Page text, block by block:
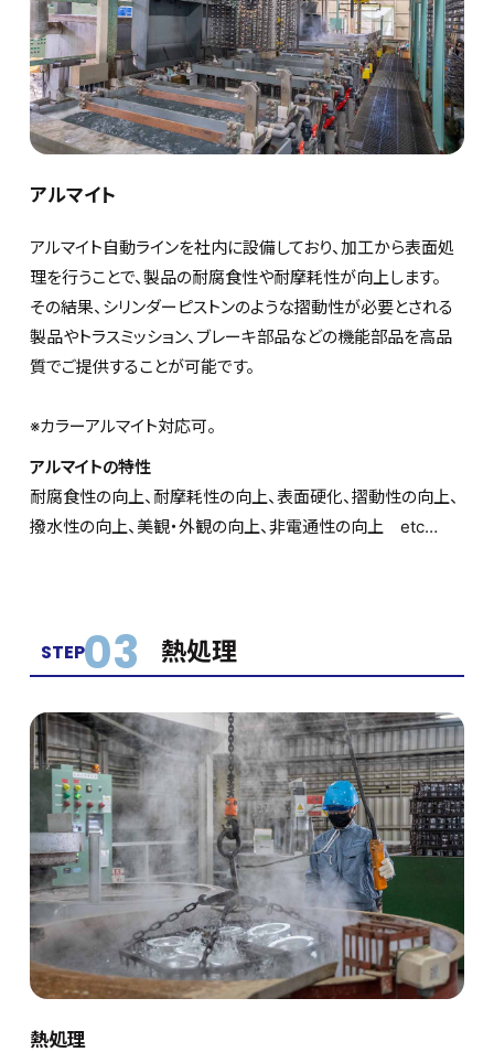
アルマイト
アルマイト自動ラインを社内に設備しており、加工から表面処
理を行うことで、製品の耐腐食性や耐摩耗性が向上します。
その結果、シリンダーピストンのような摺動性が必要とされる
製品やトラスミッション、ブレーキ部品などの機能部品を高品
質でご提供することが可能です。
※カラーアルマイト対応可。
アルマイトの特性
耐腐食性の向上、耐摩耗性の向上、表面硬化、摺動性の向上、
撥水性の向上、美観・外観の向上、非電通性の向上 etc…
STEP03 熱処理
熱処理